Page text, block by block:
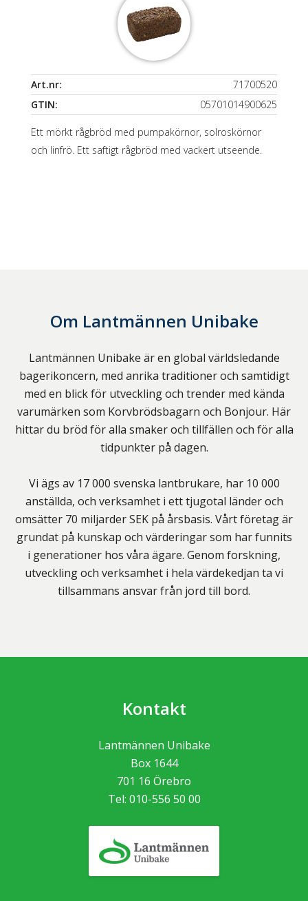
Art.nr:
71700520
GTIN:
05701014900625
Ett mörkt rågbröd med pumpakörnor, solroskörnor
och linfrö. Ett saftigt rågbröd med vackert utseende.
Om Lantmännen Unibake
Lantmännen Unibake är en global världsledande
bagerikoncern, med anrika traditioner och samtidigt
med en blick för utveckling och trender med kända
varumärken som Korvbrödsbagarn och Bonjour. Här
hittar du bröd för alla smaker och tillfällen och för alla
tidpunkter på dagen.
Vi ägs av 17 000 svenska lantbrukare, har 10 000
anställda, och verksamhet i ett tjugotal länder och
omsätter 70 miljarder SEK på årsbasis. Vårt företag är
grundat på kunskap och värderingar som har funnits
i generationer hos våra ägare. Genom forskning,
utveckling och verksamhet i hela värdekedjan ta vi
tillsammans ansvar från jord till bord.
Kontakt
Lantmännen Unibake
Box 1644
701 16 Örebro
Tel: 010-556 50 00